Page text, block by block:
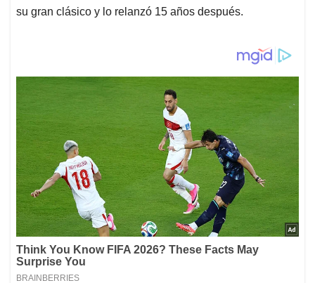
su gran clásico y lo relanzó 15 años después.